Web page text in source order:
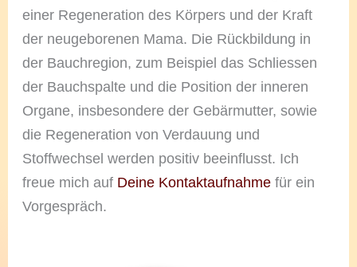
einer Regeneration des Körpers und der Kraft
der neugeborenen Mama. Die Rückbildung in
der Bauchregion, zum Beispiel das Schliessen
der Bauchspalte und die Position der inneren
Organe, insbesondere der Gebärmutter, sowie
die Regeneration von Verdauung und
Stoffwechsel werden positiv beeinflusst. Ich
freue mich auf Deine Kontaktaufnahme für ein
Vorgespräch.